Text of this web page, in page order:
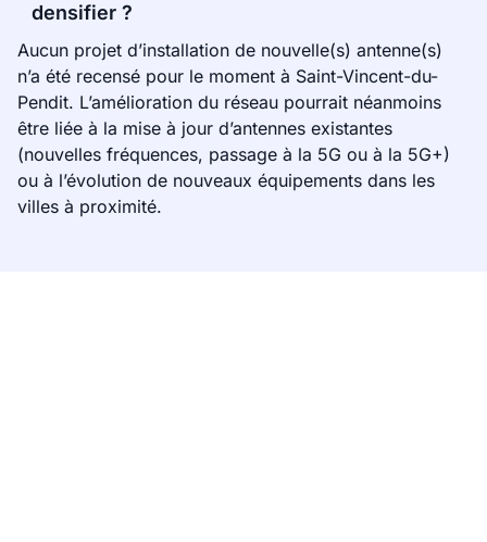
densifier ?
Aucun projet d’installation de nouvelle(s) antenne(s)
n’a été recensé pour le moment à Saint-Vincent-du-
Pendit. L’amélioration du réseau pourrait néanmoins
être liée à la mise à jour d’antennes existantes
(nouvelles fréquences, passage à la 5G ou à la 5G+)
ou à l’évolution de nouveaux équipements dans les
villes à proximité.